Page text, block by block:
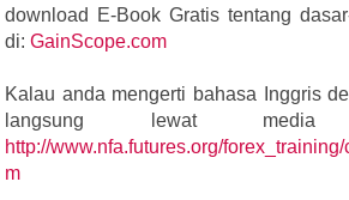
download E-Book Gratis tentang
di: GainScope.com
Kalau anda mengerti bahasa Inggris
langsung lewat
http://www.nfa.futures.org/
m